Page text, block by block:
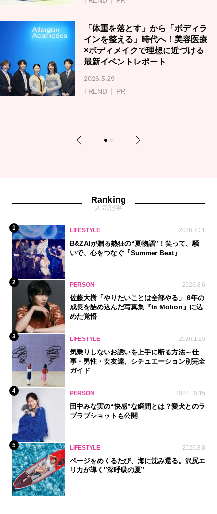
「体重を落とす」から「ボディラ
インを整える」時代へ！美容医療
×ボディメイクで理想に近づける
最新イベントレポート
2026.5.29
TREND
PR
Previous 1 2 Next
Ranking
人気記事
1 LIFESTYLE 2026.7.31
B&ZAIが贈る熱狂の“夏物語”！笑って、騒
いで、心をつなぐ『Summer Beat』
2 PERSON 2026.8.6
佐藤大樹「やりたいことは全部やる」 6年の
成長を詰め込んだ写真集『In Motion』に込
めた覚悟
3 LIFESTYLE 2026.1.25
気乗りしないお誘いを上手に断る方法～仕
事・男性・女友達、シチュエーション別完全
ガイド
4 PERSON 2022.10.15
田中みな実の“快感”な瞬間とは？愛犬とのラ
ブラブショットも公開
5 LIFESTYLE 2026.8.8
ページをめくるたび、海に沈み還る。沢尻エ
リカが導く‟深呼吸の夏”